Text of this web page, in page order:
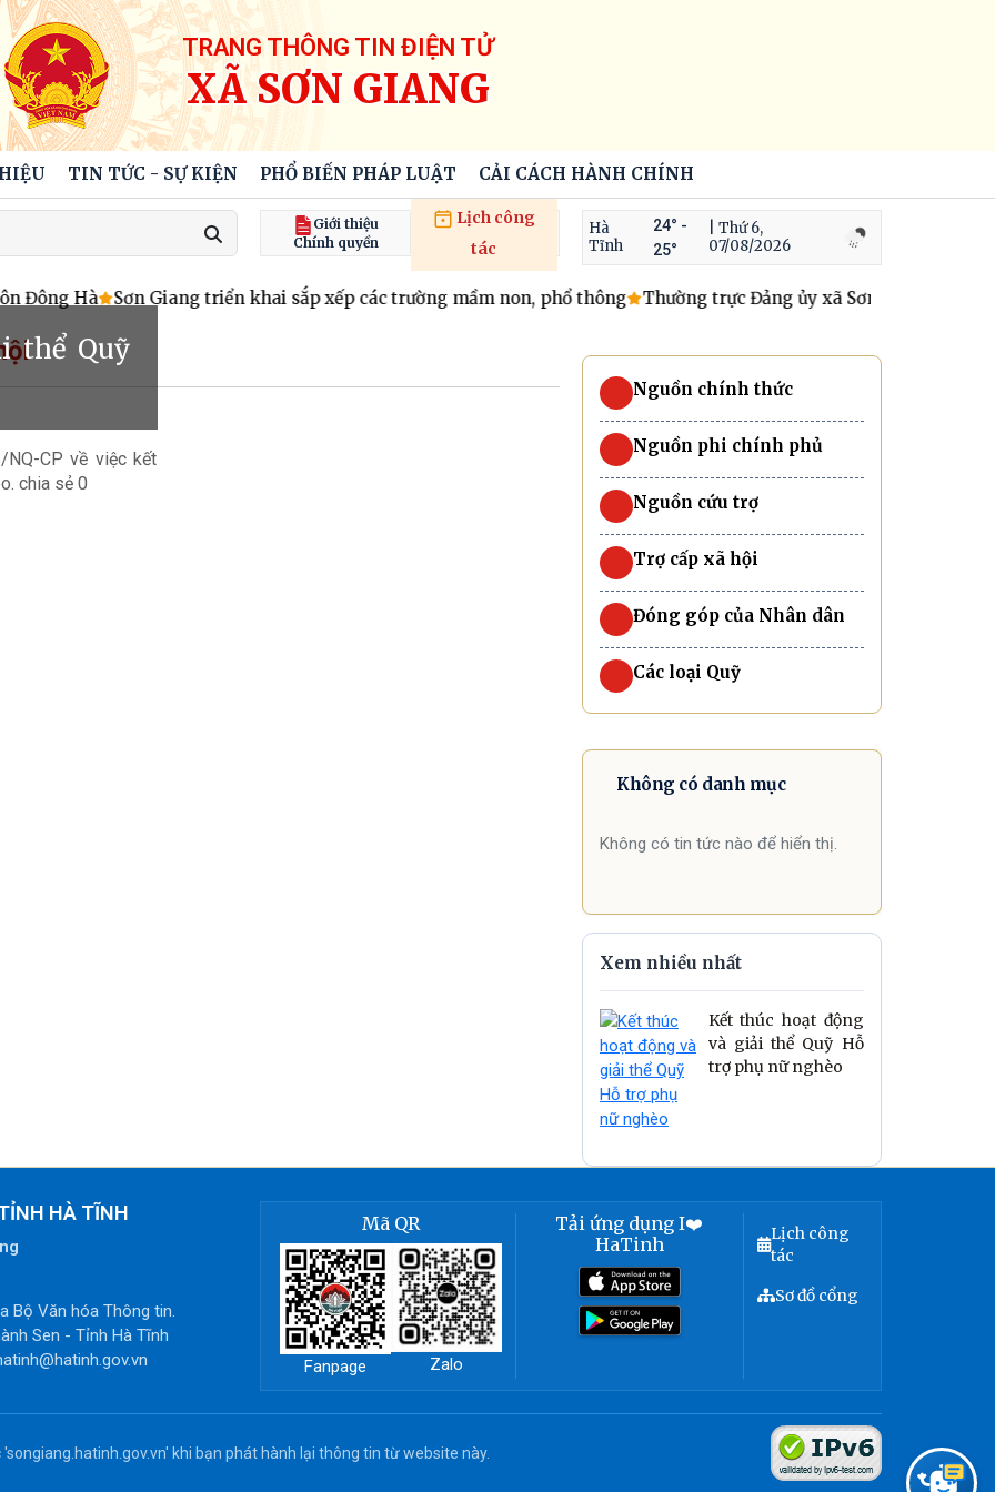
TRANG THÔNG TIN ĐIỆN TỬ
XÃ SƠN GIANG
TIN TỨC - SỰ KIỆN PHỔ BIẾN PHÁP LUẬT CẢI CÁCH HÀNH CHÍNH
Giới thiệu
Chính quyền
Lịch công
tác
Hà
Tĩnh
24° -
25°
| Thứ 6,
07/08/2026
Đông Hà Sơn Giang triển khai sắp xếp các trường mầm non, phổ thông Thường trực Đảng ủy xã Sơn Giang gặp
thể Quỹ
CP về việc kết
chia sẻ 0
Nguồn chính thức
Nguồn phi chính phủ
Nguồn cứu trợ
Trợ cấp xã hội
Đóng góp của Nhân dân
Các loại Quỹ
Không có danh mục
Không có tin tức nào để hiển thị.
Xem nhiều nhất
Kết thúc hoạt động
và giải thể Quỹ Hỗ
trợ phụ nữ nghèo
HÀ TĨNH
Bộ Văn hóa Thông tin.
Sen - Tỉnh Hà Tĩnh
Mã QR
Fanpage Zalo
Tải ứng dụng I❤️
HaTinh
Lịch công
tác
Sơ đồ cổng
khi bạn phát hành lại thông tin từ website này.